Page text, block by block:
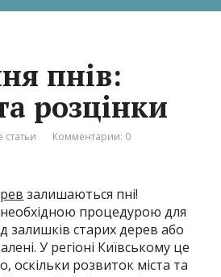
пнів:
розцінки
Комментарии: 0
залишаються пні!
процедурою для
залишків старих дерев або
У регіоні Київському це
оскільки розвиток міста та